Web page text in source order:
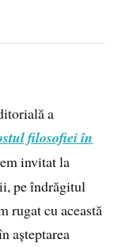
a
filosofiei în
invitat la
pe îndrăgitul
rugat cu această
așteptarea